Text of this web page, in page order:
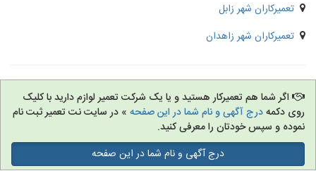
تعمیرکاران شهر زابل
تعمیرکاران شهر زاهدان
اگر شما هم تعمیرکار هستید و یا یک شرکت تعمیر لوازم دارید با کلیک
روی دکمهدرج آگهی و نام شما در این صفحه » در سایت نت تعمیر ثبت نام
نموده و سپس خودتان را معرفی کنید.
درج آگهی و نام شما در این صفحه